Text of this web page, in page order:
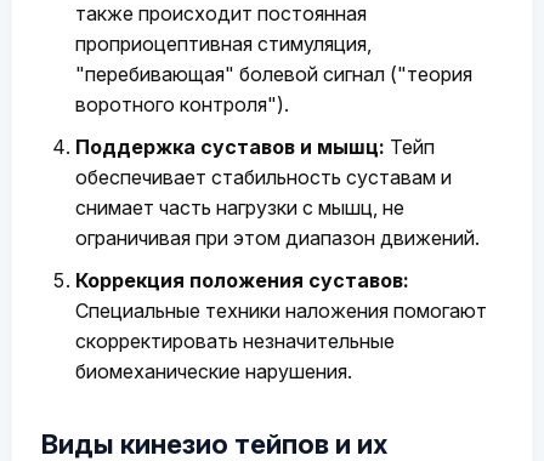
также происходит постоянная
проприоцептивная стимуляция,
"перебивающая" болевой сигнал ("теория
воротного контроля").
Поддержка суставов и мышц: Тейп
обеспечивает стабильность суставам и
снимает часть нагрузки с мышц, не
ограничивая при этом диапазон движений.
Коррекция положения суставов:
Специальные техники наложения помогают
скорректировать незначительные
биомеханические нарушения.
Виды кинезио тейпов и их